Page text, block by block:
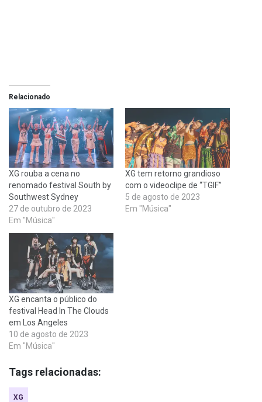
Relacionado
XG rouba a cena no
renomado festival South by
Southwest Sydney
27 de outubro de 2023
Em "Música"
XG tem retorno grandioso
com o videoclipe de “TGIF”
5 de agosto de 2023
Em "Música"
XG encanta o público do
festival Head In The Clouds
em Los Angeles
10 de agosto de 2023
Em "Música"
Tags relacionadas:
XG